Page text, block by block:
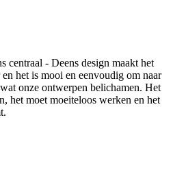
centraal - Deens design maakt het
het is mooi en eenvoudig om naar
onze ontwerpen belichamen. Het
het moet moeiteloos werken en het